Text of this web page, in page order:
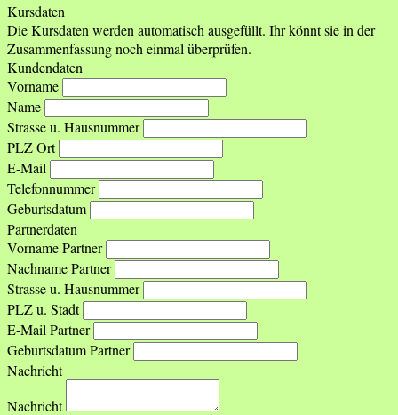
Kursdaten
Die Kursdaten werden automatisch ausgefüllt. Ihr könnt sie in der
Zusammenfassung noch einmal überprüfen.
Kundendaten
Vorname
Name
Strasse u. Hausnummer
PLZ Ort
E-Mail
Telefonnummer
Geburtsdatum
Partnerdaten
Vorname Partner
Nachname Partner
Strasse u. Hausnummer
PLZ u. Stadt
E-Mail Partner
Geburtsdatum Partner
Nachricht
Nachricht